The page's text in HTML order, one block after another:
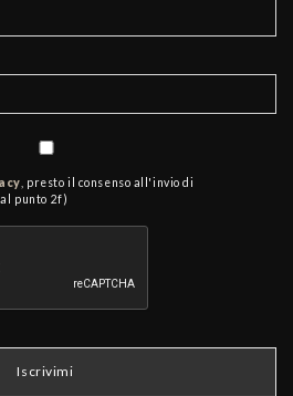
, presto il consenso all'invio di
punto 2f)